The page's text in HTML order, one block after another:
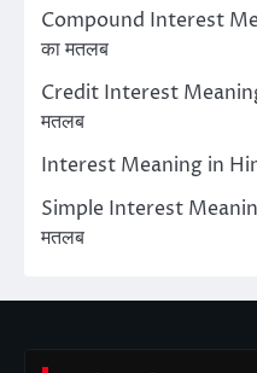
Compound Interest
का मतलब
Credit Interest
मतलब
Interest Meaning in
Simple Interest
मतलब